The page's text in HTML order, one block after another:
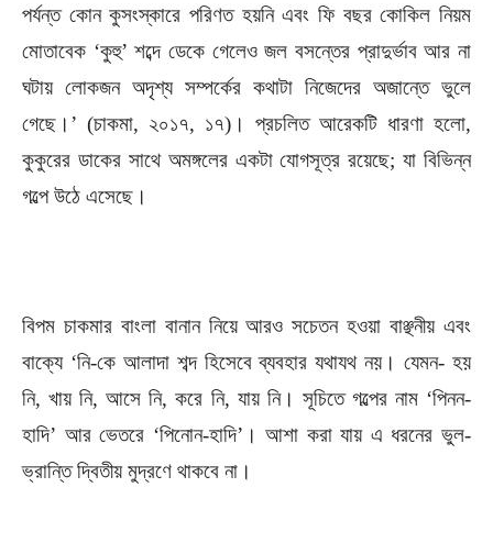
পর্যন্ত কোন কুসংস্কারে পরিণত হয়নি এবং ফি বছর কোকিল নিয়ম
মোতাবেক ‘কুহু’ শব্দে ডেকে গেলেও জল বসন্তের প্রাদুর্ভাব আর না
ঘটায় লোকজন অদৃশ্য সম্পর্কের কথাটা নিজেদের অজান্তে ভুলে
গেছে।’ (চাকমা, ২০১৭, ১৭)। প্রচলিত আরেকটি ধারণা হলো,
কুকুরের ডাকের সাথে অমঙ্গলের একটা যোগসূত্র রয়েছে; যা বিভিন্ন
গল্পে উঠে এসেছে।
বিপম চাকমার বাংলা বানান নিয়ে আরও সচেতন হওয়া বাঞ্ছনীয় এবং
বাক্যে ‘নি-কে আলাদা শব্দ হিসেবে ব্যবহার যথাযথ নয়। যেমন- হয়
নি, খায় নি, আসে নি, করে নি, যায় নি। সূচিতে গল্পের নাম ‘পিনন-
হাদি’ আর ভেতরে ‘পিনোন-হাদি’। আশা করা যায় এ ধরনের ভুল-
ভ্রান্তি দ্বিতীয় মুদ্রণে থাকবে না।